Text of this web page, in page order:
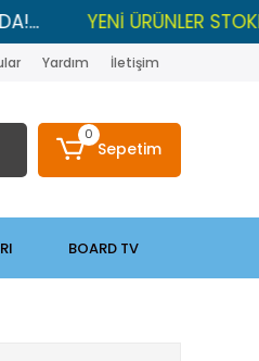
YENİ ÜRÜNLER STOKLARDA ,
Yardım İletişim
0
Sepetim
BOARD TV